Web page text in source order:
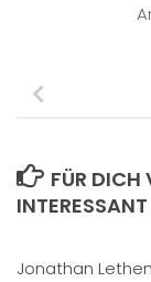
FÜR DICH
Jonathan